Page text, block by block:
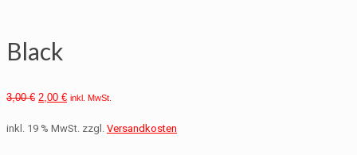
Black
3,00€ 2,00 € inkl. MwSt.
inkl. 19 % MwSt. zzgl. Versandkosten